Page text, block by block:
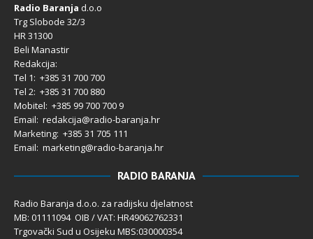
Radio Baranja d.o.o
Trg Slobode 32/3
HR 31300
Beli Manastir
Redakcija:
Tel 1: +385 31 700 700
Tel 2: +385 31 700 880
Mobitel: +385 99 700 700 9
Email: redakcija@radio-baranja.hr
Marketing: +385 31 705 111
Email: marketing@radio-baranja.hr
RADIO BARANJA
Radio Baranja d.o.o. za radijsku djelatnost
MB: 01111094 OIB / VAT: HR49062762331
Trgovački Sud u Osijeku MBS:030000354